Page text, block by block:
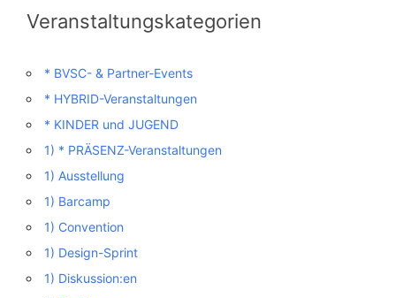
Veranstaltungskategorien
* BVSC- & Partner-Events
* HYBRID-Veranstaltungen
* KINDER und JUGEND
1) * PRÄSENZ-Veranstaltungen
1) Ausstellung
1) Barcamp
1) Convention
1) Design-Sprint
1) Diskussion:en